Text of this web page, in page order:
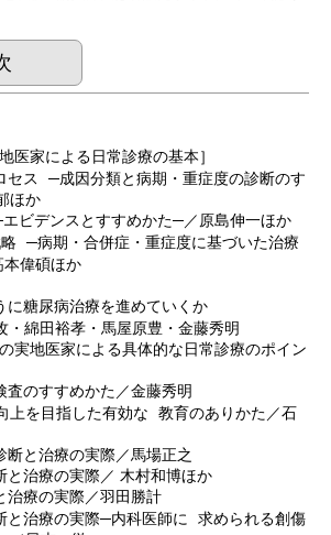
医家による日常診療の基本］
セス ─成因分類と病期・重症度の診断のす
ほか
ビデンスとすすめかた─／原島伸一ほか
─病期・合併症・重症度に基づいた治療
偉碩ほか
に糖尿病治療を進めていくか
綿田裕孝・馬屋原豊・金藤秀明
実地医家による具体的な日常診療のポイン
査のすすめかた／金藤秀明
上を目指した有効な 教育のありかた／石
断と治療の実際／馬場正之
と治療の実際／ 木村和博ほか
治療の実際／羽田勝計
と治療の実際─内科医師に 求められる創傷